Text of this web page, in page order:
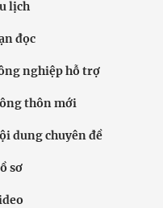
lịch
đọc
nghiệp hỗ trợ
thôn mới
dung chuyên đề
sơ